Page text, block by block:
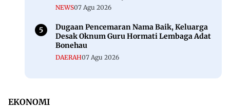
NEWS07 Agu 2026
Dugaan Pencemaran Nama Baik, Keluarga
Desak Oknum Guru Hormati Lembaga Adat
Bonehau
DAERAH07 Agu 2026
EKONOMI